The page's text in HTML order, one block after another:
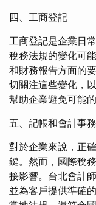
四、工商登記
工商登記是企業日
稅務法規的變化可
和財務報告方面的
切關注這些變化，
幫助企業避免可能的
五、記帳和會計事
對於企業來說，正
鍵。然而，國際稅
接影響。台北會計
並為客戶提供準確